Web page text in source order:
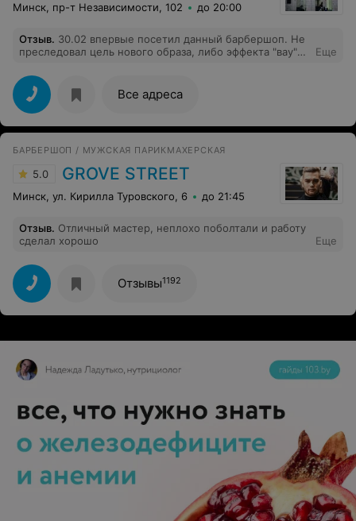
Минск, пр-т Независимости, 102 до 20:00
Отзыв. 30.02 впервые посетил данный барбершоп. Не
преследовал цель нового образа, либо эффекта "вау"
голове,мне был интересен уровень мастеров.
Говорить о атмосфере,либо общительности как это
делают все в начале своих отзывов, лишнее
повторение действительности,расскажу о мастере
Валерия которая с аккуратной лёгкостью создала
пожелания, с интересом наблюдал за работой. И
знаете, помещения с громкими названиями: Салон
красоты,новый стиль для ваших волос,лишь слова.
Если вы владение хотя бы 2 волосинками подобно
Gomer simpson, вам стоит зайти.
Еще
Все адреса
БАРБЕРШОП / МУЖСКАЯ ПАРИКМАХЕРСКАЯ
5.0 GROVE STREET
Минск, ул. Кирилла Туровского, 6 до 21:45
Отзыв. Отличный мастер, неплохо поболтали и работу
сделал хорошо
Еще
Отзывы1192